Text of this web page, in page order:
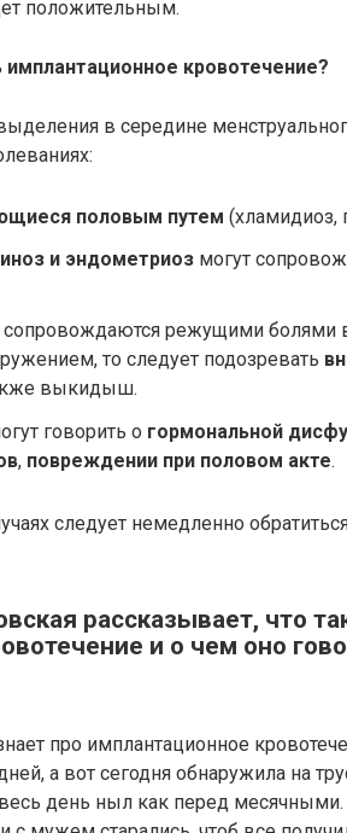
положительным.
кровотечение?
в середине
половым путем (хламидиоз,
и эндометриоз могут
режущими болями
то следует подозревать
выкидыш.
говорить о гормональной
, повреждении при половом акте.
следует немедленно
рассказывает, что
и о чем оно
про имплантационное
а вот сегодня обнаружила на
день ныл как перед